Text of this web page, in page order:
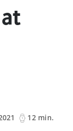
12 min.